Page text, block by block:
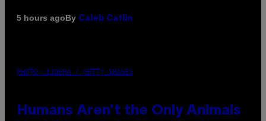
5 hours agoBy Caleb Catlin
PHOTO: IJDEMA / GETTY IMAGES
Humans Aren’t the Only Animals